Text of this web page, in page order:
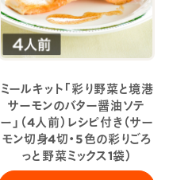
ミールキット「彩り野菜と境港
サーモンのバター醤油ソテ
ー」（4人前）レシピ付き（サー
モン切身4切・5色の彩りごろ
っと野菜ミックス1袋）